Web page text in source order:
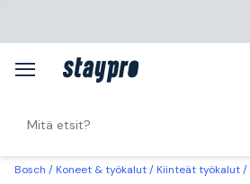
Bosch Koneet & työkalut Kiinteät työkalut